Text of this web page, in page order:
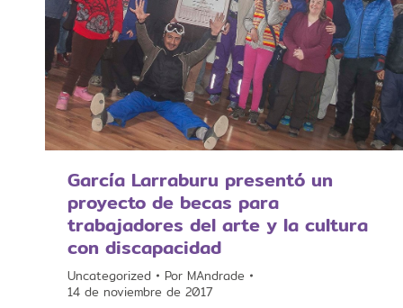
García Larraburu presentó un
proyecto de becas para
trabajadores del arte y la cultura
con discapacidad
Uncategorized Por MAndrade
14 de noviembre de 2017